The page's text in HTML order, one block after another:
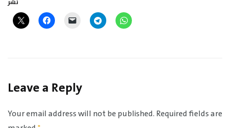
نشر
Leave a Reply
Your email address will not be published. Required fields are